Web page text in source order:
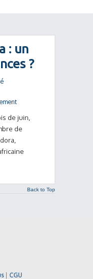
: un
?
de juin,
de
Back to Top
| CGU